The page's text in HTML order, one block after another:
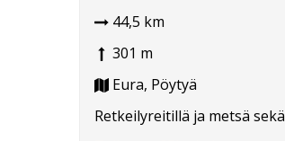
44,5 km
301 m
Eura, Pöytyä
Retkeilyreitillä ja metsä